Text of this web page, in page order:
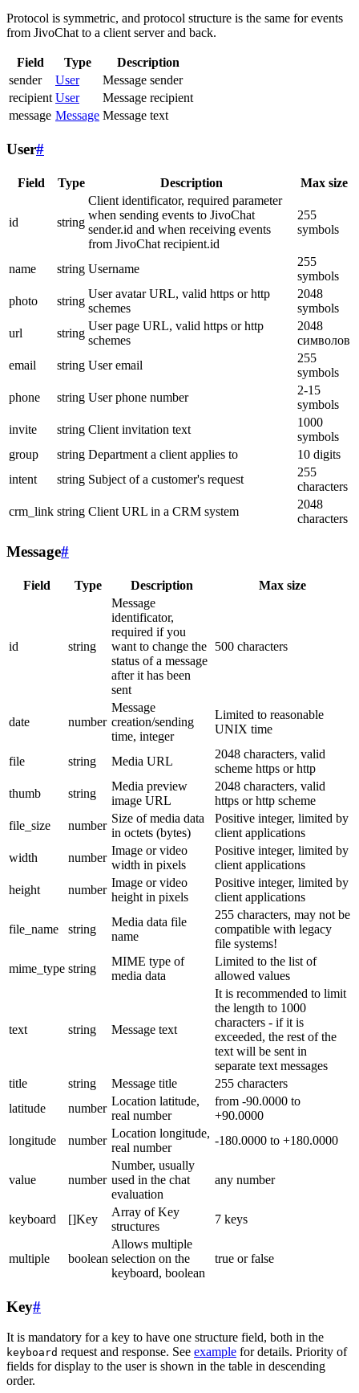
Protocol is symmetric, and protocol structure is the same for events
from JivoChat to a client server and back.
Field Type
Description
sender
User
Message sender
recipient User
Message recipient
message Message Message text
User#
Field Type Description Max size
id string
Client identificator, required parameter
when sending events to JivoChat
sender.id and when receiving events
from JivoChat recipient.id
255
symbols
name string Username
255
symbols
photo
string
User avatar URL, valid https or http
schemes
2048
symbols
url
string
User page URL, valid https or http
schemes
2048
символов
email
string User email
255
symbols
phone
string User phone number
2-15
symbols
invite
string Client invitation text
1000
symbols
group
string Department a client applies to
10 digits
intent
string Subject of a customer's request
255
characters
crm_link string Client URL in a CRM system
2048
characters
Message#
Field Type Description Max size
id string
Message
identificator,
required if you
want to change the
status of a message
after it has been
sent
500 characters
date number
Message
creation/sending
time, integer
Limited to reasonable
UNIX time
file string Media URL
2048 characters, valid
scheme https or http
thumb
string
Media preview
image URL
2048 characters, valid
https or http scheme
file_size
number
Size of media data
in octets (bytes)
Positive integer, limited by
client applications
width
number
Image or video
width in pixels
Positive integer, limited by
client applications
height
number
Image or video
height in pixels
Positive integer, limited by
client applications
file_name string
Media data file
name
255 characters, may not be
compatible with legacy
file systems!
mime_type string
MIME type of
media data
Limited to the list of
allowed values
text string Message text
It is recommended to limit
the length to 1000
characters - if it is
exceeded, the rest of the
text will be sent in
separate text messages
title
string Message title
255 characters
latitude
number
Location latitude,
real number
from -90.0000 to
+90.0000
longitude
number
Location longitude,
real number
-180.0000 to +180.0000
value number
Number, usually
used in the chat
evaluation
any number
keyboard []Key
Array of Key
structures
7 keys
multiple boolean
Allows multiple
selection on the
keyboard, boolean
true or false
Key#
It is mandatory for a key to have one structure field, both in the
keyboard request and response. See example for details. Priority of
fields for display to the user is shown in the table in descending
order.